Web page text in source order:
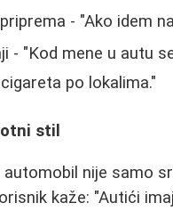
- "Ako idem
- "Kod mene u autu
po lokalima."
stil
automobil nije samo
kaže: "Autići